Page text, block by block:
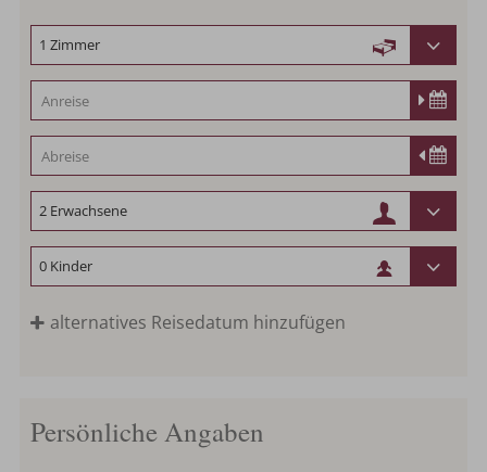
alternatives Reisedatum hinzufügen
Persönliche Angaben